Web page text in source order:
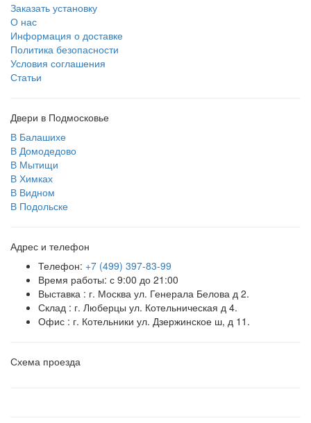
Заказать установку
О нас
Информация о доставке
Политика безопасности
Условия соглашения
Статьи
Двери в Подмосковье
В Балашихе
В Домодедово
В Мытищи
В Химках
В Видном
В Подольске
Адрес и телефон
Телефон: +7 (499) 397-83-99
Время работы: с 9:00 до 21:00
Выставка : г. Москва ул. Генерала Белова д 2.
Склад : г. Люберцы ул. Котельническая д 4.
Офис : г. Котельники ул. Дзержинское ш, д 11.
Схема проезда